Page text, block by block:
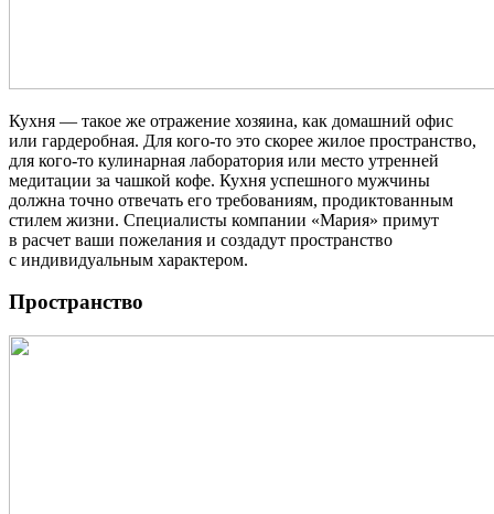
Кухня — такое же отражение хозяина, как домашний офис
или гардеробная. Для кого-то это скорее жилое пространство,
для кого-то кулинарная лаборатория или место утренней
медитации за чашкой кофе. Кухня успешного мужчины
должна точно отвечать его требованиям, продиктованным
стилем жизни. Специалисты компании «Мария» примут
в расчет ваши пожелания и создадут пространство
с индивидуальным характером.
Пространство